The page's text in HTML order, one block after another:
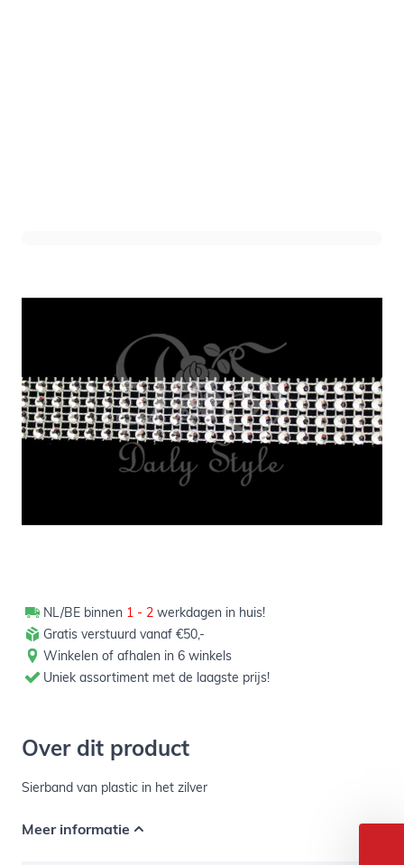
Art. nr. 1301-170ZILVER
Informeer mij wanneer dit product op voorraad is
Niet op voorraad
1,75 Verpakt per 3m
NL/BE binnen 1 - 2 werkdagen in huis!
Gratis verstuurd vanaf €50,-
Winkelen of afhalen in 6 winkels
Uniek assortiment met de laagste prijs!
Over dit product
Sierband van plastic in het zilver
Meer informatie